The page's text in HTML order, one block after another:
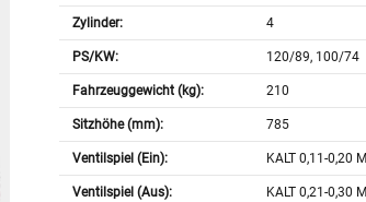
Zylinder: 4
PS/KW: 120/89, 100/74
Fahrzeuggewicht (kg): 210
Sitzhöhe (mm): 785
Ventilspiel (Ein): KALT 0,11-0,20
Ventilspiel (Aus): KALT 0,21-0,30